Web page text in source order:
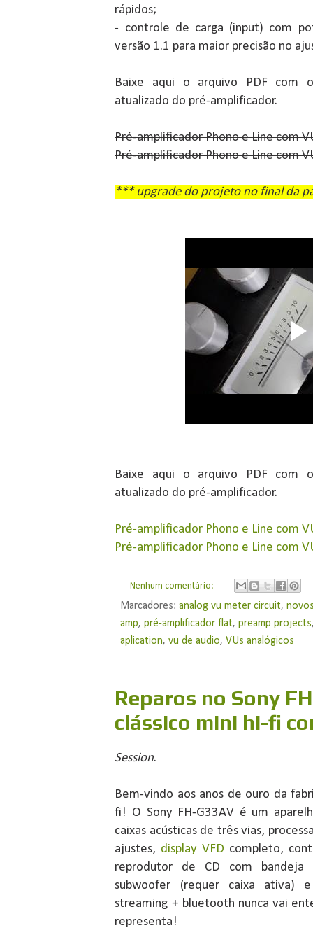
rápidos;
- controle de carga (input) com
versão 1.1 para maior precisão no
Baixe aqui o arquivo PDF com
atualizado do pré-amplificador.
Pré-amplificador Phono e Line com
Pré-amplificador Phono e Line com
*** upgrade do projeto no final da
Baixe aqui o arquivo PDF com
atualizado do pré-amplificador.
Pré-amplificador Phono e Line com
Pré-amplificador Phono e Line com
Nenhum comentário:
Marcadores:analog vu meter circuit,
amp,pré-amplificador flat,preamp projects
aplication,vu de audio,VUs analógicos
Reparos no Sony
clássico mini hi-fi
Session.
Bem-vindo aos anos de ouro da
fi! O Sony FH-G33AV é um
caixas acústicas de três vias,
ajustes, display VFD completo,
reprodutor de CD com bandeja
subwoofer (requer caixa ativa)
streaming + bluetooth nunca vai
representa!